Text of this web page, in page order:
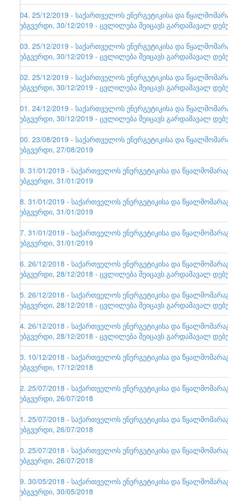
104. 25/12/2019 - საქართველოს ენერგეტიკისა და
ვებგვერდი, 30/12/2019 - ცვლილება შეიცავს გარდამავალ
103. 25/12/2019 - საქართველოს ენერგეტიკისა და
ვებგვერდი, 30/12/2019 - ცვლილება შეიცავს გარდამავალ
102. 25/12/2019 - საქართველოს ენერგეტიკისა და
ვებგვერდი, 30/12/2019 - ცვლილება შეიცავს გარდამავალ
101. 24/12/2019 - საქართველოს ენერგეტიკისა და
ვებგვერდი, 30/12/2019 - ცვლილება შეიცავს გარდამავალ
100. 23/08/2019 - საქართველოს ენერგეტიკისა და
ვებგვერდი, 27/08/2019
99. 31/01/2019 - საქართველოს ენერგეტიკისა და
ვებგვერდი, 31/01/2019
98. 31/01/2019 - საქართველოს ენერგეტიკისა და
ვებგვერდი, 31/01/2019
97. 31/01/2019 - საქართველოს ენერგეტიკისა და
ვებგვერდი, 31/01/2019
96. 26/12/2018 - საქართველოს ენერგეტიკისა და
ვებგვერდი, 28/12/2018 - ცვლილება შეიცავს გარდამავალ
95. 26/12/2018 - საქართველოს ენერგეტიკისა და
ვებგვერდი, 28/12/2018 - ცვლილება შეიცავს გარდამავალ
94. 26/12/2018 - საქართველოს ენერგეტიკისა და
ვებგვერდი, 28/12/2018 - ცვლილება შეიცავს გარდამავალ
93. 10/12/2018 - საქართველოს ენერგეტიკისა და
ვებგვერდი, 17/12/2018
92. 25/07/2018 - საქართველოს ენერგეტიკისა და
ვებგვერდი, 26/07/2018
91. 25/07/2018 - საქართველოს ენერგეტიკისა და
ვებგვერდი, 26/07/2018
90. 25/07/2018 - საქართველოს ენერგეტიკისა და
ვებგვერდი, 26/07/2018
89. 30/05/2018 - საქართველოს ენერგეტიკისა და
ვებგვერდი, 30/05/2018